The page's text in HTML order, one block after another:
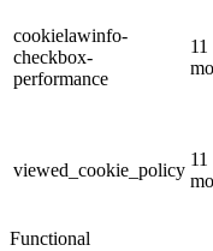
cookielawinfo-
checkbox-
performance
11
viewed_cookie_policy
11
Functional